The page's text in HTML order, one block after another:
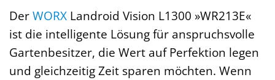
DerWORX Landroid Vision L1300 »WR213E«
ist die intelligente Lösung für anspruchsvolle
Gartenbesitzer, die Wert auf Perfektion legen
und gleichzeitig Zeit sparen möchten. Wenn